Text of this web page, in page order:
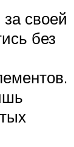
своей
без